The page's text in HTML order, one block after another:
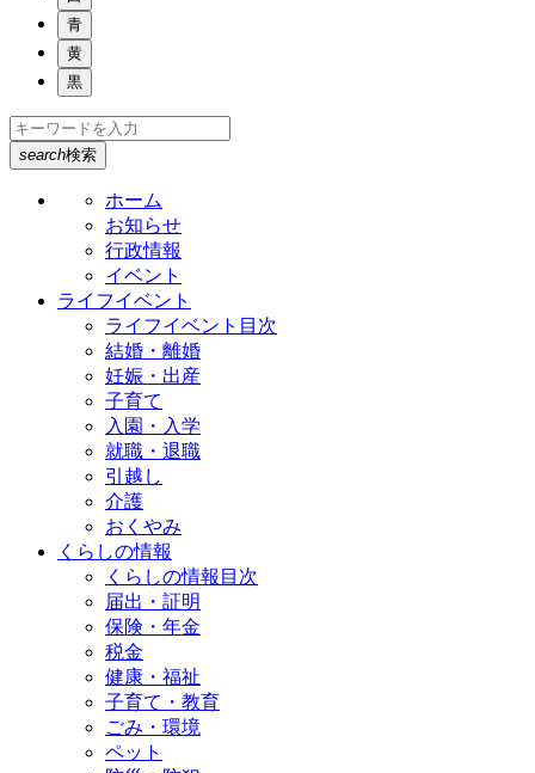
青
黄
黒
search検索
ホーム
お知らせ
行政情報
イベント
ライフイベント
ライフイベント目次
結婚・離婚
妊娠・出産
子育て
入園・入学
就職・退職
引越し
介護
おくやみ
くらしの情報
くらしの情報目次
届出・証明
保険・年金
税金
健康・福祉
子育て・教育
ごみ・環境
ペット